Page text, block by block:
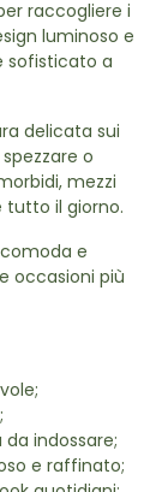
raccogliere i
luminoso e
sofisticato a
delicata sui
o
mezzi
tutto il giorno.
e
occasioni più
indossare;
e raffinato;